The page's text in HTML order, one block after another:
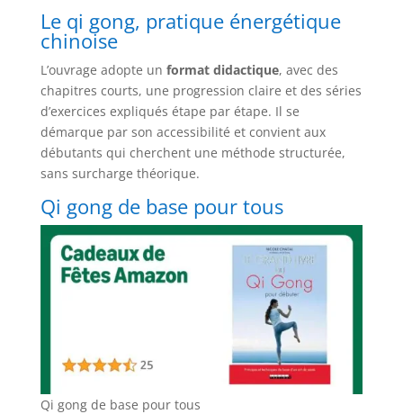
Le qi gong, pratique énergétique
chinoise
L’ouvrage adopte un format didactique, avec des
chapitres courts, une progression claire et des séries
d’exercices expliqués étape par étape. Il se
démarque par son accessibilité et convient aux
débutants qui cherchent une méthode structurée,
sans surcharge théorique.
Qi gong de base pour tous
Qi gong de base pour tous